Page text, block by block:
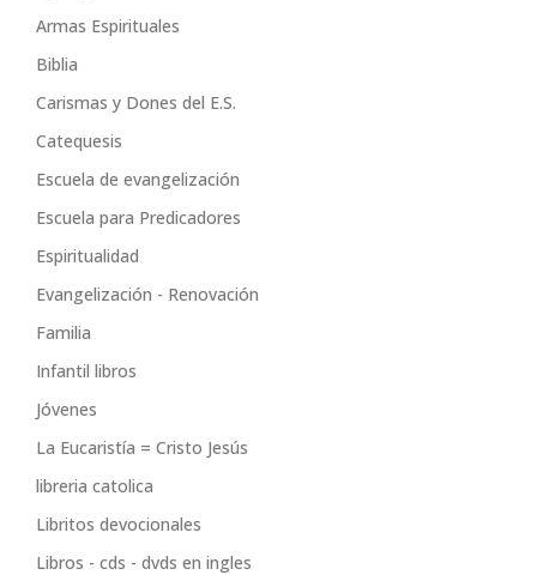
Armas Espirituales
Biblia
Carismas y Dones del E.S.
Catequesis
Escuela de evangelización
Escuela para Predicadores
Espiritualidad
Evangelización - Renovación
Familia
Infantil libros
Jóvenes
La Eucaristía = Cristo Jesús
libreria catolica
Libritos devocionales
Libros - cds - dvds en ingles